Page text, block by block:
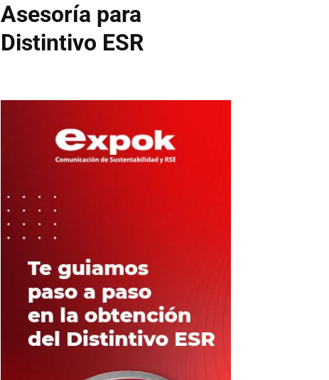
Asesoría para
Distintivo ESR